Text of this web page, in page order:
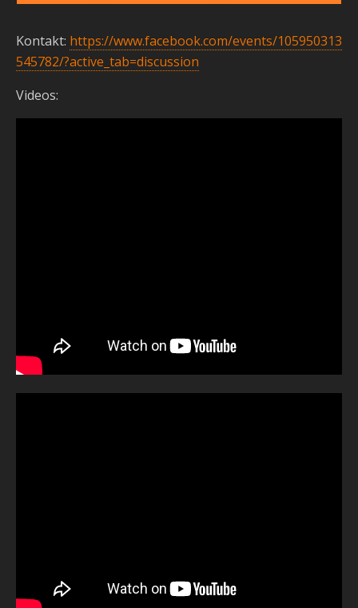
Kontakt: https://www.facebook.com/events/105950313
545782/?active_tab=discussion
Videos: